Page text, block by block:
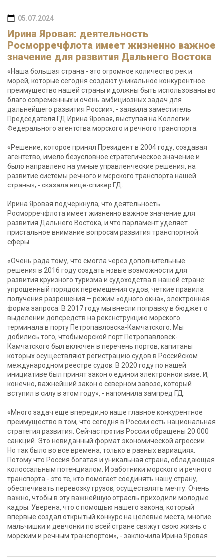
05.07.2024
Ирина Яровая: деятельность
Росморречфлота имеет жизненно важное
значение для развития Дальнего Востока
«Наша большая страна - это огромное количество рек и
морей, которые сегодня создают уникальное конкурентное
преимущество нашей страны и должны быть использованы во
благо современных и очень амбициозных задач для
дальнейшего развития России», - заявила заместитель
Председателя ГД Ирина Яровая, выступая на Коллегии
Федерального агентства морского и речного транспорта.
«Решение, которое принял Президент в 2004 году, создавая
агентство, имело безусловное стратегическое значение и
было направлено на умные управленческие решения, на
развитие системы речного и морского транспорта нашей
страны», - сказала вице-спикер ГД.
Ирина Яровая подчеркнула, что деятельность
Росморречфлота имеет жизненно важное значение для
развития Дальнего Востока, и что парламент уделяет
пристальное внимание вопросам развития транспортной
сферы.
«Очень рада тому, что смогла через дополнительные
решения в 2016 году создать новые возможности для
развития круизного туризма и судоходства в нашей стране:
упрощенный порядок перемещения судов, четкие правила
получения разрешения – режим «одного окна», электронная
форма запроса. В 2017 году мы внесли поправку в бюджет о
выделении допсредств на реконструкцию морского
терминала в порту Петропавловска-Камчатского. Мы
добились того, чтобыморской порт Петропавловск-
Камчатского был включен в перечень портов, капитаны
которых осуществляют регистрацию судов в Российском
международном реестре судов. В 2020 году по нашей
инициативе был принят закон о единой электронной визе. И,
конечно, важнейший закон о северном завозе, который
вступил в силу в этом году», - напомнила зампред ГД.
«Много задач еще впереди,но наше главное конкурентное
преимущество в том, что сегодня в России есть национальная
стратегия развития. Сейчас против России обращены 20 000
санкций. Это невиданный формат экономической агрессии.
Но так было во все времена, только в разных вариациях.
Потому что Россия богатая и уникальная страна, обладающая
колоссальным потенциалом. И работники морского и речного
транспорта - это те, кто помогает соединять нашу страну,
обеспечивать перевозку грузов, осуществлять мечту. Очень
важно, чтобы в эту важнейшую отрасль приходили молодые
кадры. Уверена, что с помощью нашего закона, который
впервые создал открытый конкурс на целевые места, многие
мальчишки и девчонки по всей стране свяжут свою жизнь с
морским и речным транспортом», - заключила Ирина Яровая.